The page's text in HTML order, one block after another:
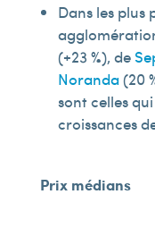
Dans les plus
(+23 %), de
Noranda(20
sont celles
croissances
Prix médians